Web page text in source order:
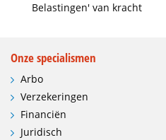
Belastingen' van kracht
Onze specialismen
Arbo
Verzekeringen
Financiën
Juridisch